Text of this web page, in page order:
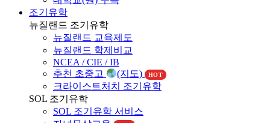
뉴질랜드 조기유학
뉴질랜드 교육제도
뉴질랜드 학제비교
NCEA / CIE / IB
추천 초중고
(지도)
크라이스트처치 조기유학
SOL 조기유학
SOL 조기유학 서비스
자녀무상교육
HOT